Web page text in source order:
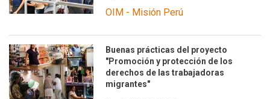
OIM - Misión Perú
Buenas prácticas del proyecto
"Promoción y protección de los
derechos de las trabajadoras
migrantes"